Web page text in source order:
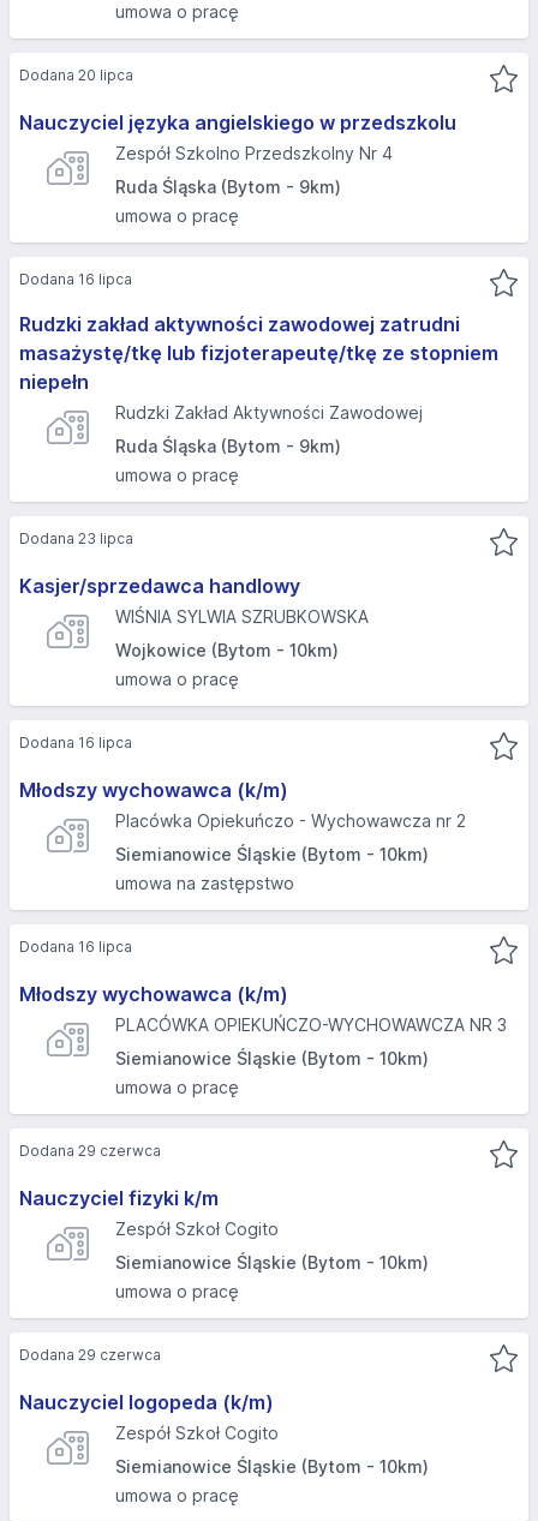
umowa o pracę
Nauczyciel języka angielskiego w przedszkolu
Zespół Szkolno Przedszkolny Nr 4
Ruda Śląska (Bytom - 9km)
umowa o pracę
Dodana 20 lipca
Rudzki zakład aktywności zawodowej zatrudni
masażystę/tkę lub fizjoterapeutę/tkę ze stopniem
niepełn
Rudzki Zakład Aktywności Zawodowej
Ruda Śląska (Bytom - 9km)
umowa o pracę
Dodana 16 lipca
Kasjer/sprzedawca handlowy
WIŚNIA SYLWIA SZRUBKOWSKA
Wojkowice (Bytom - 10km)
umowa o pracę
Dodana 23 lipca
Młodszy wychowawca (k/m)
Placówka Opiekuńczo - Wychowawcza nr 2
Siemianowice Śląskie (Bytom - 10km)
umowa na zastępstwo
Dodana 16 lipca
Młodszy wychowawca (k/m)
PLACÓWKA OPIEKUŃCZO-WYCHOWAWCZA NR 3
Siemianowice Śląskie (Bytom - 10km)
umowa o pracę
Dodana 16 lipca
Nauczyciel fizyki k/m
Zespół Szkoł Cogito
Siemianowice Śląskie (Bytom - 10km)
umowa o pracę
Dodana 29 czerwca
Nauczyciel logopeda (k/m)
Zespół Szkoł Cogito
Siemianowice Śląskie (Bytom - 10km)
umowa o pracę
Dodana 29 czerwca